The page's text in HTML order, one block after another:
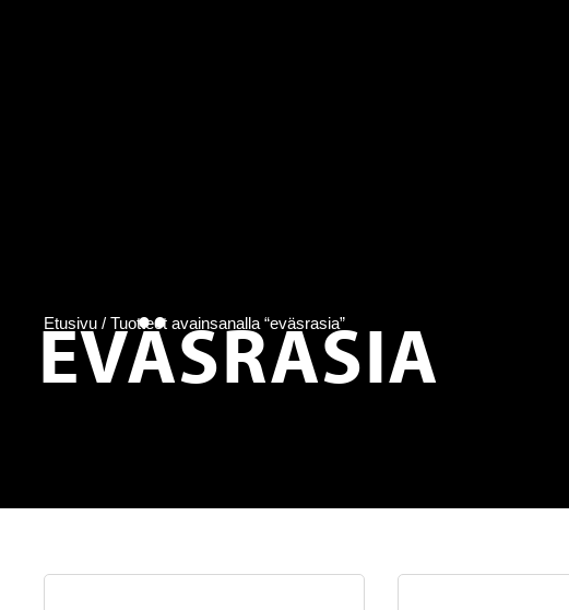
Etusivu / Tuotteet avainsanalla “eväsrasia”
EVÄSRASIA